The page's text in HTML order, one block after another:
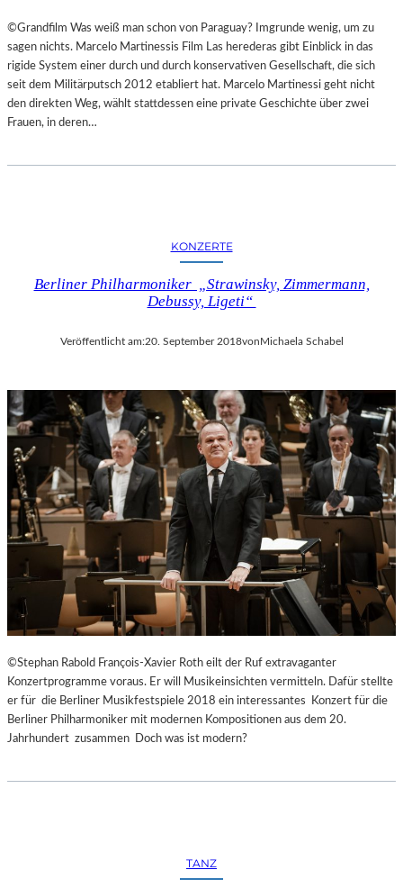
©Grandfilm Was weiß man schon von Paraguay? Imgrunde wenig, um zu
sagen nichts. Marcelo Martinessis Film Las herederas gibt Einblick in das
rigide System einer durch und durch konservativen Gesellschaft, die sich
seit dem Militärputsch 2012 etabliert hat. Marcelo Martinessi geht nicht
den direkten Weg, wählt stattdessen eine private Geschichte über zwei
Frauen, in deren…
KONZERTE
Berliner Philharmoniker „Strawinsky, Zimmermann,
Debussy, Ligeti“
Veröffentlicht am:20. September 2018vonMichaela Schabel
©Stephan Rabold François-Xavier Roth eilt der Ruf extravaganter
Konzertprogramme voraus. Er will Musikeinsichten vermitteln. Dafür stellte
er für die Berliner Musikfestspiele 2018 ein interessantes Konzert für die
Berliner Philharmoniker mit modernen Kompositionen aus dem 20.
Jahrhundert zusammen Doch was ist modern?
TANZ